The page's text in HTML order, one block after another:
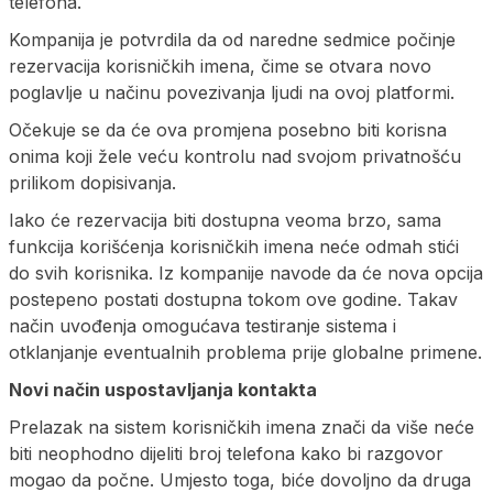
Kompanija je potvrdila da od naredne sedmice počinje
rezervacija korisničkih imena, čime se otvara novo
poglavlje u načinu povezivanja ljudi na ovoj platformi.
Očekuje se da će ova promjena posebno biti korisna
onima koji žele veću kontrolu nad svojom privatnošću
prilikom dopisivanja.
Iako će rezervacija biti dostupna veoma brzo, sama
funkcija korišćenja korisničkih imena neće odmah stići
do svih korisnika. Iz kompanije navode da će nova opcija
postepeno postati dostupna tokom ove godine. Takav
način uvođenja omogućava testiranje sistema i
otklanjanje eventualnih problema prije globalne primene.
Novi način uspostavljanja kontakta
Prelazak na sistem korisničkih imena znači da više neće
biti neophodno dijeliti broj telefona kako bi razgovor
mogao da počne. Umjesto toga, biće dovoljno da druga